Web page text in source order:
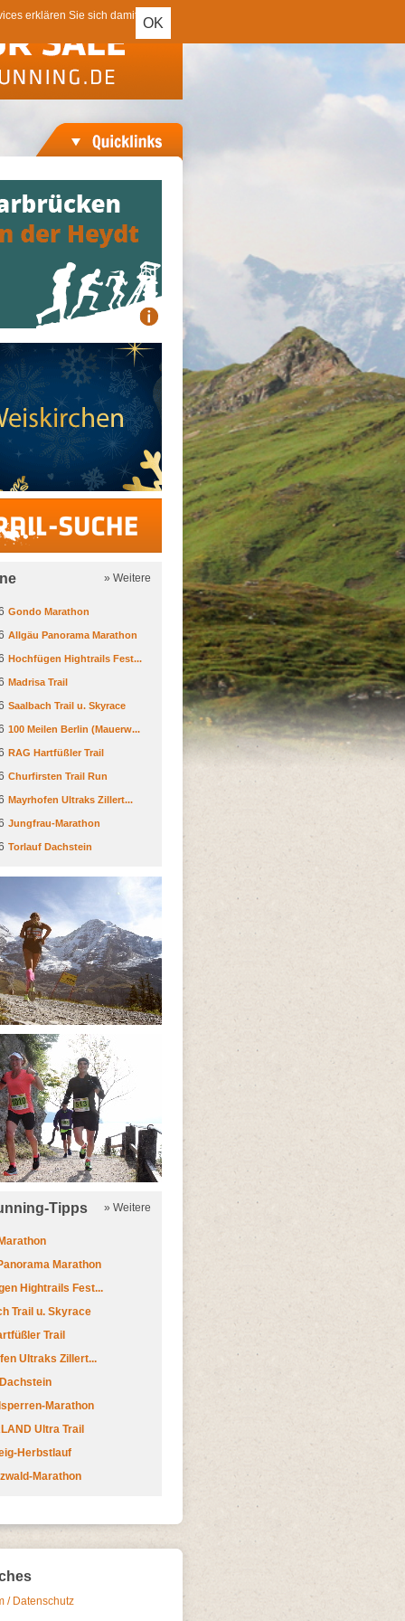
OK
erklären Sie sich damit
Trail-Suche
» Weitere
Gondo Marathon
Allgäu Panorama Marathon
Hochfügen Hightrails Fest...
Madrisa Trail
Saalbach Trail u. Skyrace
100 Meilen Berlin (Mauerw...
RAG Hartfüßler Trail
Churfirsten Trail Run
Mayrhofen Ultraks Zillert...
Jungfrau-Marathon
Torlauf Dachstein
Tipps » Weitere
Marathon
Hightrails Fest...
Trail u. Skyrace
Trail
Ultraks Zillert...
Marathon
Ultra Trail
Herbstlauf
Marathon
/ Datenschutz